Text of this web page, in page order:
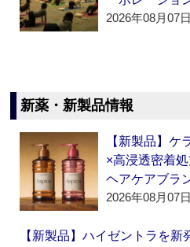
2026年08月07
新薬・新製品情報
【新製品】ケ
×高浸透密着
ヘアケアブラ
2026年08月07
【新製品】ハイゼントラを新